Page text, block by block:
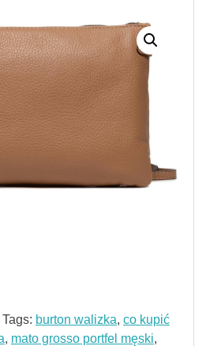
Tags: burton walizka, co kupić
, mato grosso portfel męski,